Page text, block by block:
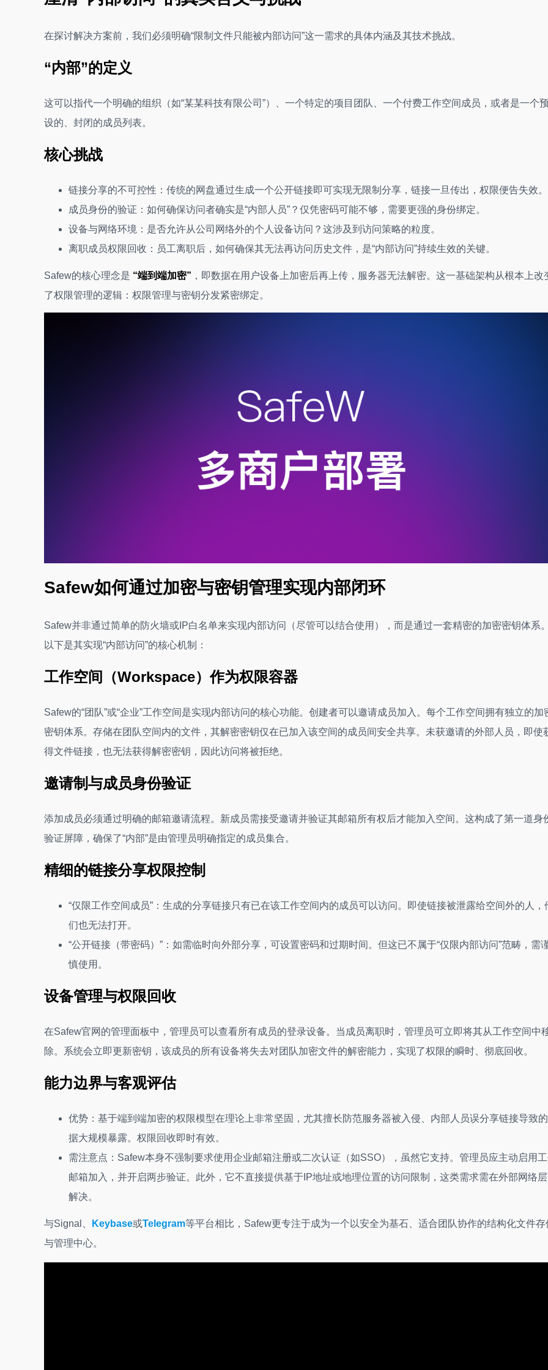
在探讨解决方案前，我们必须明确“限制文件只能被内部访问”这一需求的具体内涵及其技术挑战。
“内部”的定义
这可以指代一个明确的组织（如“某某科技有限公司”）、一个特定的项目团队、一个付费工作空间成员，或者是一个
设的、封闭的成员列表。
核心挑战
链接分享的不可控性：传统的网盘通过生成一个公开链接即可实现无限制分享，链接一旦传出，权限便告失效。
成员身份的验证：如何确保访问者确实是“内部人员”？仅凭密码可能不够，需要更强的身份绑定。
设备与网络环境：是否允许从公司网络外的个人设备访问？这涉及到访问策略的粒度。
离职成员权限回收：员工离职后，如何确保其无法再访问历史文件，是“内部访问”持续生效的关键。
Safew的核心理念是 “端到端加密” ，即数据在用户设备上加密后再上传，服务器无法解密。这一基础架构从根本上改
了权限管理的逻辑：权限管理与密钥分发紧密绑定。
Safew如何通过加密与密钥管理实现内部闭环
Safew并非通过简单的防火墙或IP白名单来实现内部访问（尽管可以结合使用），而是通过一套精密的加密密钥体系
以下是其实现“内部访问”的核心机制：
工作空间（Workspace）作为权限容器
Safew的“团队”或“企业”工作空间是实现内部访问的核心功能。创建者可以邀请成员加入。每个工作空间拥有独立的加
密钥体系。存储在团队空间内的文件，其解密密钥仅在已加入该空间的成员间安全共享。未获邀请的外部人员，即使
得文件链接，也无法获得解密密钥，因此访问将被拒绝。
邀请制与成员身份验证
添加成员必须通过明确的邮箱邀请流程。新成员需接受邀请并验证其邮箱所有权后才能加入空间。这构成了第一道身
验证屏障，确保了“内部”是由管理员明确指定的成员集合。
精细的链接分享权限控制
“仅限工作空间成员”：生成的分享链接只有已在该工作空间内的成员可以访问。即使链接被泄露给空间外的人，
们也无法打开。
“公开链接（带密码）”：如需临时向外部分享，可设置密码和过期时间。但这已不属于“仅限内部访问”范畴，需
慎使用。
设备管理与权限回收
在Safew官网的管理面板中，管理员可以查看所有成员的登录设备。当成员离职时，管理员可立即将其从工作空间中
除。系统会立即更新密钥，该成员的所有设备将失去对团队加密文件的解密能力，实现了权限的瞬时、彻底回收。
能力边界与客观评估
优势：基于端到端加密的权限模型在理论上非常坚固，尤其擅长防范服务器被入侵、内部人员误分享链接导致
据大规模暴露。权限回收即时有效。
需注意点：Safew本身不强制要求使用企业邮箱注册或二次认证（如SSO），虽然它支持。管理员应主动启用
邮箱加入，并开启两步验证。此外，它不直接提供基于IP地址或地理位置的访问限制，这类需求需在外部网络
解决。
与Signal、 Keybase或Telegram等平台相比，Safew更专注于成为一个以安全为基石、适合团队协作的结构化文件存
与管理中心。